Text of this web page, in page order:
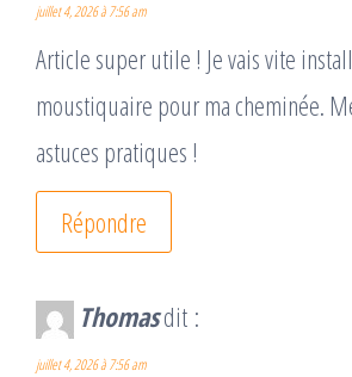
juillet 4, 2026 à 7:56 am
Article super utile ! Je vais vite
moustiquaire pour ma cheminée.
astuces pratiques !
Répondre
Thomasdit :
juillet 4, 2026 à 7:56 am